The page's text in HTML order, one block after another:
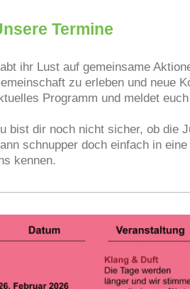
Termine
ihr Lust auf gemeinsame
zu erleben und neue
Programm und meldet
bist dir noch nicht sicher, ob die
schnupper doch einfach in
kennen.